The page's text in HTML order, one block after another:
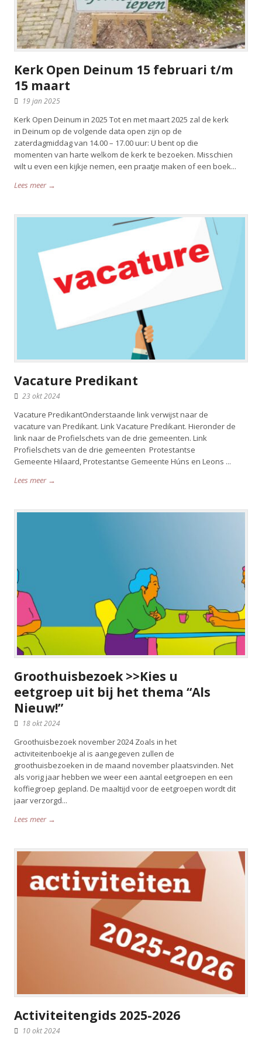
Kerk Open Deinum 15 februari t/m
15 maart
19 jan 2025
Kerk Open Deinum in 2025 Tot en met maart 2025 zal de kerk
in Deinum op de volgende data open zijn op de
zaterdagmiddag van 14.00 – 17.00 uur: U bent op die
momenten van harte welkom de kerk te bezoeken. Misschien
wilt u even een kijkje nemen, een praatje maken of een boek...
Lees meer →
Vacature Predikant
23 okt 2024
Vacature PredikantOnderstaande link verwijst naar de
vacature van Predikant. Link Vacature Predikant. Hieronder de
link naar de Profielschets van de drie gemeenten. Link
Profielschets van de drie gemeenten Protestantse
Gemeente Hilaard, Protestantse Gemeente Húns en Leons ​...
Lees meer →
Groothuisbezoek >>Kies u
eetgroep uit bij het thema “Als
Nieuw!”
18 okt 2024
Groothuisbezoek november 2024 Zoals in het
activiteitenboekje al is aangegeven zullen de
groothuisbezoeken in de maand november plaatsvinden. Net
als vorig jaar hebben we weer een aantal eetgroepen en een
koffiegroep gepland. De maaltijd voor de eetgroepen wordt dit
jaar verzorgd...
Lees meer →
Activiteitengids 2025-2026
10 okt 2024